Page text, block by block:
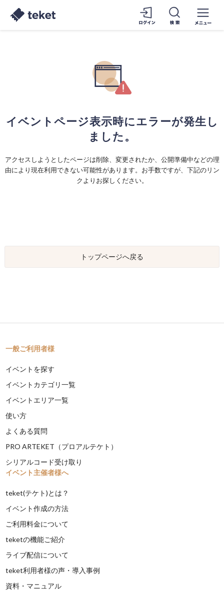
イベントページ表示時にエラーが発生し
ました。
アクセスしようとしたページは削除、変更されたか、公開準備中などの理
由により現在利用できない可能性があります。お手数ですが、下記のリン
クよりお探しください。
トップページへ戻る
一般ご利用者様
イベントを探す
イベントカテゴリ一覧
イベントエリア一覧
使い方
よくある質問
PRO ARTEKET（プロアルテケト）
シリアルコード受け取り
イベント主催者様へ
teket(テケト)とは？
イベント作成の方法
ご利用料金について
teketの機能ご紹介
ライブ配信について
teket利用者様の声・導入事例
資料・マニュアル